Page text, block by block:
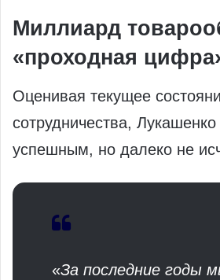
Миллиард
«проходная
Оценивая текущее
сотрудничества, Лукашенко
успешным, но далеко не
«За последние годы